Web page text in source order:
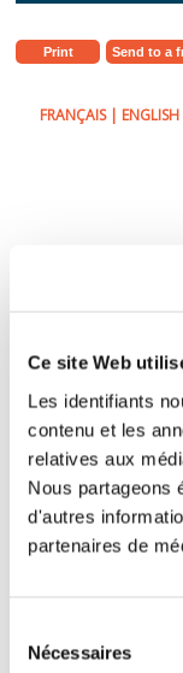
Ce site Web
Les identifiants
contenu et les
relatives aux
Nous partageons
d'autres
partenaires de
Nécessaires
Print Send to a
FRANÇAIS| ENGLISH
In a grid of 5
Example: In 2
find you have a